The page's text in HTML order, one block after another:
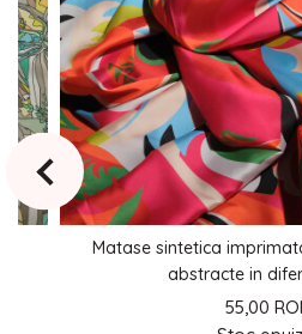
Matase sintetica
abstracte in
55,00